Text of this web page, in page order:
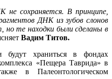
не сохраняется. В принципе,
ДНК из зубов слонов
но те находки были сделаны в
Вадим Титов.
будут храниться в фондах
«Пещера Таврида» в
в Палеонтологическом